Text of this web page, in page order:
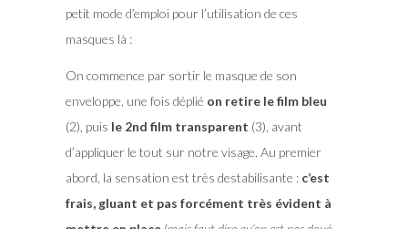
petit mode d’emploi pour l’utilisation de ces
masques là :
On commence par sortir le masque de son
enveloppe, une fois déplié on retire le film bleu
(2), puis le 2nd film transparent (3), avant
d’appliquer le tout sur notre visage. Au premier
abord, la sensation est très destabilisante : c’est
frais, gluant et pas forcément très évident à